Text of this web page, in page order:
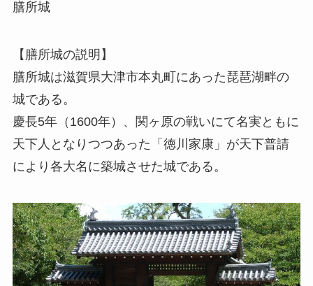
膳所城
【膳所城の説明】
膳所城は滋賀県大津市本丸町にあった琵琶湖畔の
城である。
慶長5年（1600年）、関ヶ原の戦いにて名実ともに
天下人となりつつあった「徳川家康」が天下普請
により各大名に築城させた城である。